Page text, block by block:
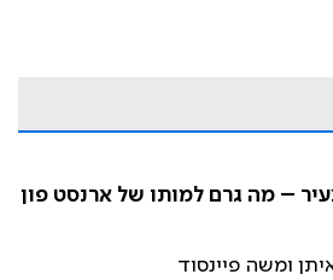
– מה גרם למותו של ארנסט פון
ומשה פיינסוד